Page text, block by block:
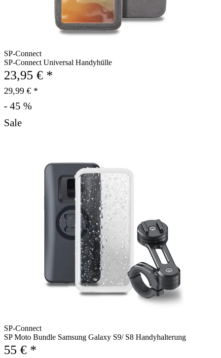
SP-Connect
SP-Connect Universal Handyhülle
23,95 € *
29,99 € *
- 45 %
Sale
SP-Connect
SP Moto Bundle Samsung Galaxy S9/ S8 Handyhalterung
55 € *